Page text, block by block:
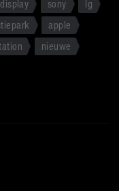
display sony
lg
apple
nieuwe